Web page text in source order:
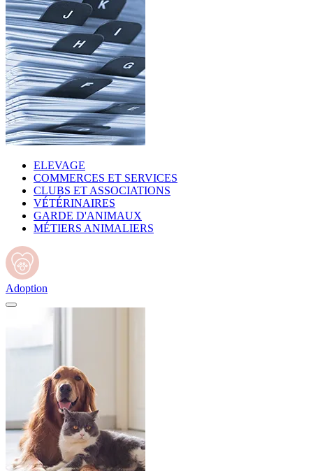
ELEVAGE
COMMERCES ET SERVICES
CLUBS ET ASSOCIATIONS
VÉTÉRINAIRES
GARDE D'ANIMAUX
MÉTIERS ANIMALIERS
Adoption